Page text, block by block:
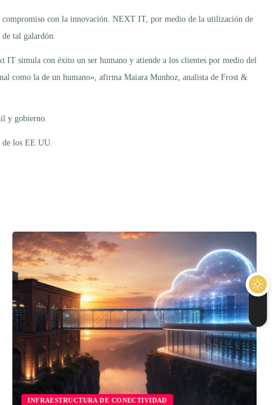
compromiso con la innovación. NEXT IT, por medio de la utilización de
tal galardón.
IT simula con éxito un ser humano y atiende a los clientes por medio del
como la de un humano», afirma Maiara Munhoz, analista de Frost &
y gobierno.
los EE.UU.
INFRAESTRUCTURA DE CONECTIVIDAD